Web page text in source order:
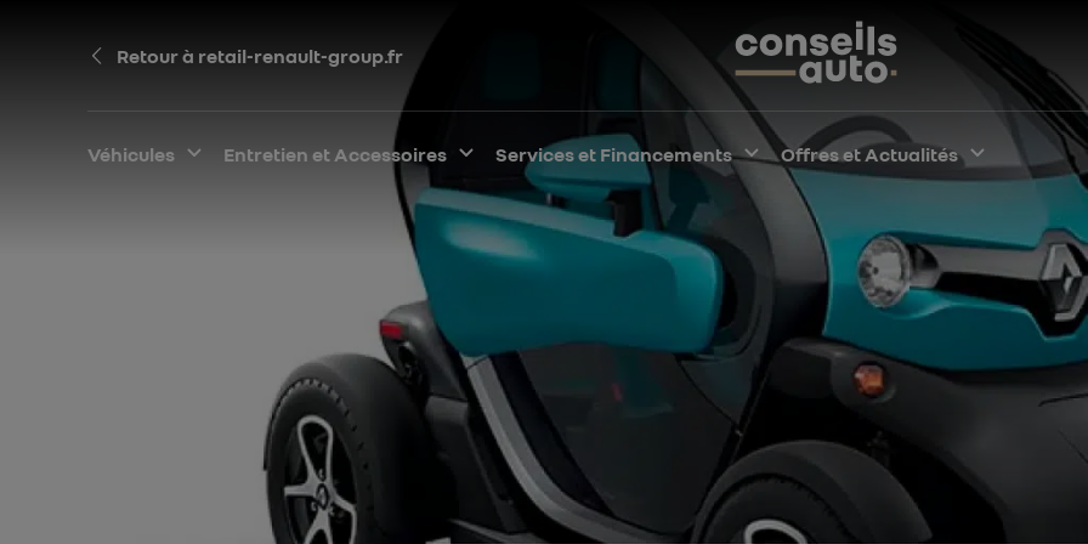
Retour à retail-renault-group.fr
Véhicules Développer le sous-menu
Entretien et Accessoires Développer le sous-menu
Services et Financements Développer le sous-menu
Offres et Actualités